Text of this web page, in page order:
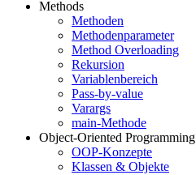
Methods
Methoden
Methodenparameter
Method Overloading
Rekursion
Variablenbereich
Pass-by-value
Varargs
main-Methode
Object-Oriented Programming
OOP-Konzepte
Klassen & Objekte